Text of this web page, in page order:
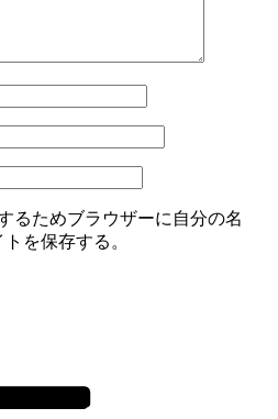
るためブラウザーに自分の名
を保存する。